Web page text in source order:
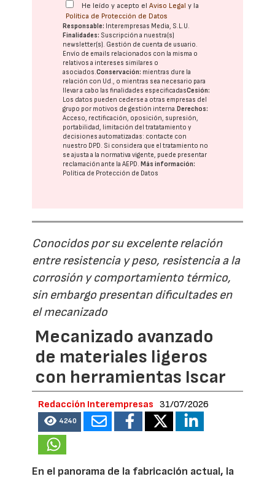
He leído y acepto elAviso Legal y la
Política de Protección de Datos
Responsable: Interempresas Media, S.L.U.
Finalidades: Suscripción a nuestra(s)
newsletter(s). Gestión de cuenta de usuario.
Envío de emails relacionados con la misma o
relativos a intereses similares o
asociados.Conservación: mientras dure la
relación con Ud., o mientras sea necesario para
llevar a cabo las finalidades especificadasCesión:
Los datos pueden cederse a otras empresas del
grupo por motivos de gestión interna.Derechos:
Acceso, rectificación, oposición, supresión,
portabilidad, limitación del tratatamiento y
decisiones automatizadas: contacte con
nuestro DPD. Si considera que el tratamiento no
se ajusta a la normativa vigente, puede presentar
reclamación ante laAEPD.Más información:
Política de Protección de Datos
Conocidos por su excelente relación
entre resistencia y peso, resistencia a la
corrosión y comportamiento térmico,
sin embargo presentan dificultades en
el mecanizado
Mecanizado avanzado
de materiales ligeros
con herramientas Iscar
Redacción Interempresas 31/07/2026
4240
En el panorama de la fabricación actual, la